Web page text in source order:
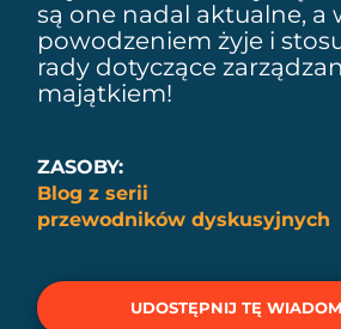
są one nadal aktualne, a
powodzeniem żyje i
rady dotyczące
majątkiem!
ZASOBY:
Blog z serii
przewodników dyskusyjnych
UDOSTĘPNIJ TĘ